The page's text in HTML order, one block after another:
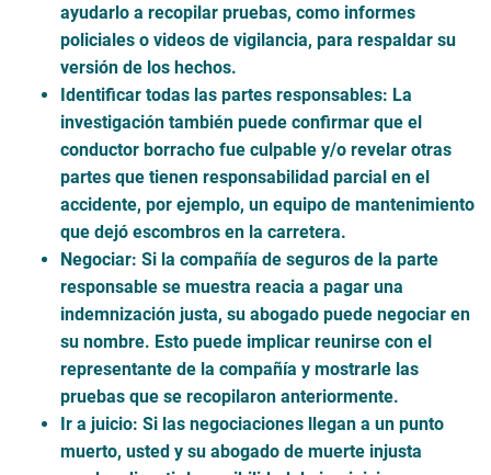
ayudarlo a recopilar pruebas, como informes
policiales o videos de vigilancia, para respaldar su
versión de los hechos.
Identificar todas las partes responsables: La
investigación también puede confirmar que el
conductor borracho fue culpable y/o revelar otras
partes que tienen responsabilidad parcial en el
accidente, por ejemplo, un equipo de mantenimiento
que dejó escombros en la carretera.
Negociar: Si la compañía de seguros de la parte
responsable se muestra reacia a pagar una
indemnización justa, su abogado puede negociar en
su nombre. Esto puede implicar reunirse con el
representante de la compañía y mostrarle las
pruebas que se recopilaron anteriormente.
Ir a juicio: Si las negociaciones llegan a un punto
muerto, usted y su abogado de muerte injusta